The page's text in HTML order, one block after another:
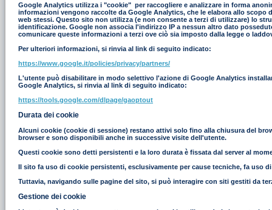
Google Analytics utilizza i "cookie" per raccogliere e analizzare in forma
informazioni vengono raccolte da Google Analytics, che le elabora allo
web stessi. Questo sito non utilizza (e non consente a terzi di utilizzare) lo
identificazione. Google non associa l'indirizzo IP a nessun altro dato
comunicare queste informazioni a terzi ove ciò sia imposto dalla legge o
Per ulteriori informazioni, si rinvia al link di seguito indicato:
https://www.google.it/policies/privacy/partners/
L'utente può disabilitare in modo selettivo l'azione di Google Analytics
Google Analytics, si rinvia al link di seguito indicato:
https://tools.google.com/dlpage/gaoptout
Durata dei cookie
Alcuni cookie (cookie di sessione) restano attivi solo fino alla chiusura del
browser e sono disponibili anche in successive visite dell'utente.
Questi cookie sono detti persistenti e la loro durata è fissata dal server al
Il sito fa uso di cookie persistenti, esclusivamente per cause tecniche, fa uso
Tuttavia, navigando sulle pagine del sito, si può interagire con siti gestiti da
Gestione dei cookie